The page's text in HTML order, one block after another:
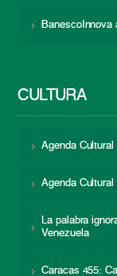
BanescoInnova
CULTURA
Agenda
Agenda
La palabra
Venezuela
Caracas 455: